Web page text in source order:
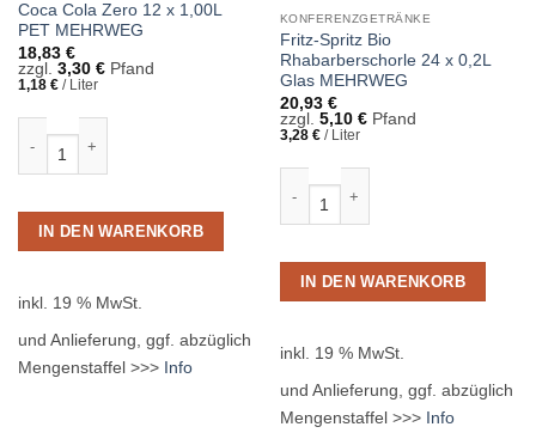
Coca Cola Zero 12 x 1,00L
PET MEHRWEG
18,83 €
zzgl. 3,30 €Pfand
1,18 €/ Liter
Coca Cola Zero 12 x 1,00L PET MEHRWEG Menge
IN DEN WARENKORB
inkl. 19 % MwSt.
und Anlieferung, ggf. abzüglich
Mengenstaffel >>> Info
KONFERENZGETRÄNKE
Fritz-Spritz Bio
Rhabarberschorle 24 x 0,2L
Glas MEHRWEG
20,93 €
zzgl. 5,10 €Pfand
3,28 €/ Liter
IN DEN WARENKORB
inkl. 19 % MwSt.
und Anlieferung, ggf. abzüglich
Mengenstaffel >>> Info